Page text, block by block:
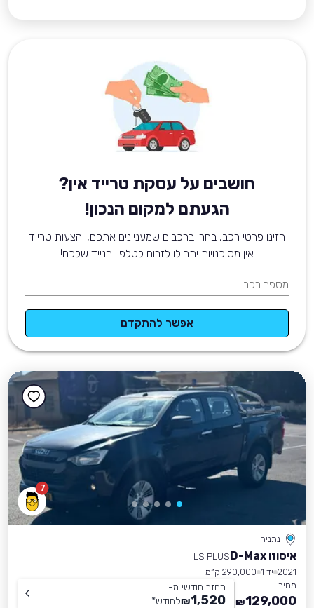
חושבים על עסקת טרייד אין?
הגעתם למקום הנכון!
הזינו פרטי רכב, בחרו ברכבים שמעניינים אתכם, והצעות טרייד
אין מסוכנויות יתחילו לזרום לטלפון הנייד שלכם!
מספר רכב
אפשר להתקדם
7
נתניה
איסוזו D-Max
LS PLUS
2021 יד 1
290,000 ק״מ
מחיר
129,000
₪
החזר חודשי מ-
1,520
₪לחודש*